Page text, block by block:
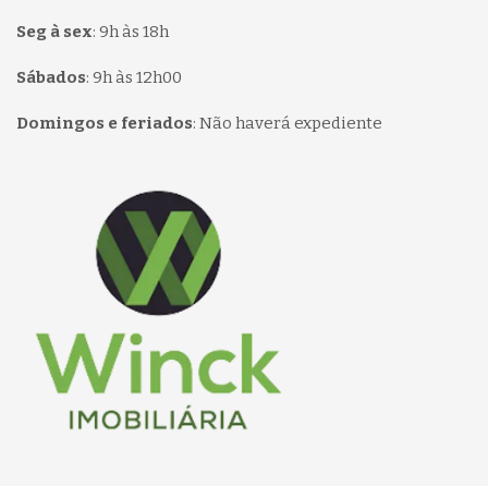
Seg à sex: 9h às 18h
Sábados: 9h às 12h00
Domingos e feriados: Não haverá expediente
Página inicial